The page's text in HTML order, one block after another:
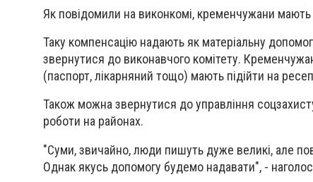
Як повідомили на виконкомі, кременчужани
Таку компенсацію надають як матеріальну
звернутися до виконавчого комітету.
(паспорт, лікарняний тощо) мають підійти на
Також можна звернутися до управління
роботи на районах.
"Суми, звичайно, люди пишуть дуже великі, але
Однак якусь допомогу будемо надавати", -